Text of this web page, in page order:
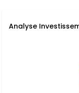
Analyse